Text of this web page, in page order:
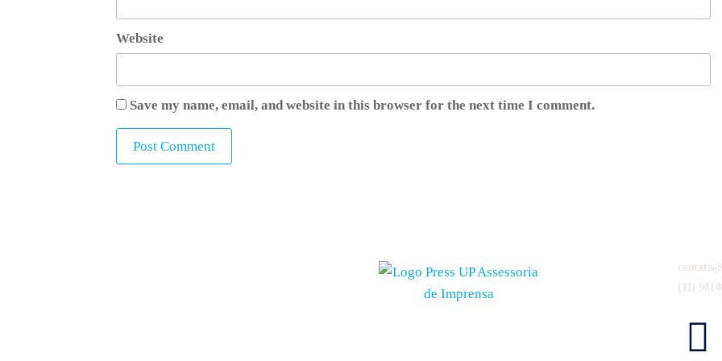
Website
Save my name, email, and website in this browser for the next time I comment.
(11)